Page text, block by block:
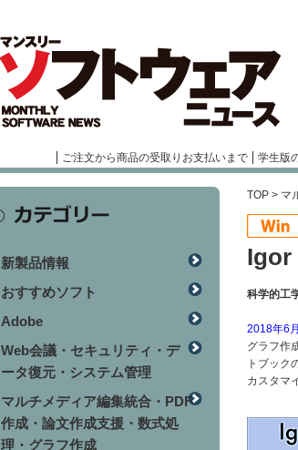
ご注文から商品の受取りお支払いまで 学生版
TOP > マ
Igor
科学的工
2018年6
グラフ作
トブック
カスタマ
新製品情報
おすすめソフト
Adobe
Web会議・セキュリティ・デ
ータ復元・システム管理
マルチメディア編集統合・PDF
作成・論文作成支援・数式処
理・グラフ作成